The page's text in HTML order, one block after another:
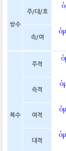
쌍수
주/대/호
속/여
복수
주격
속격
여격
대격